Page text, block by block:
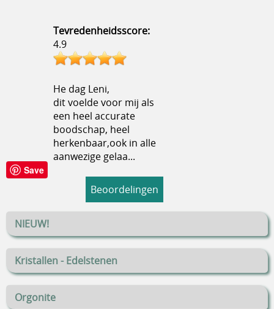
Save
Tevredenheidsscore:
4.9
He dag Leni,
dit voelde voor mij als
een heel accurate
boodschap, heel
herkenbaar,ook in alle
aanwezige gelaa...
Beoordelingen
NIEUW!
Kristallen - Edelstenen
Orgonite